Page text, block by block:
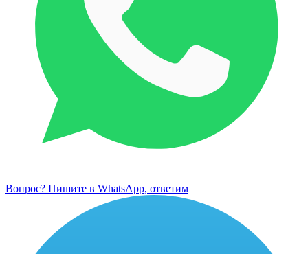
Вопрос? Пишите в WhatsApp, ответим